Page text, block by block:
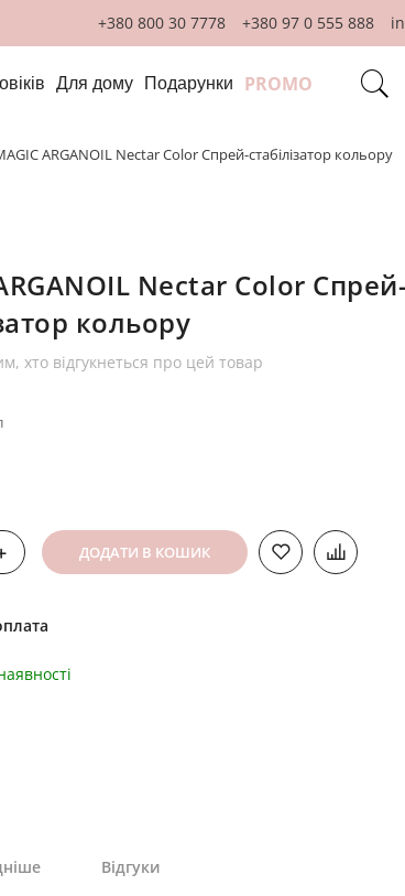
+380 800 30 7778 +380 97 0 555 888
Для дому Подарунки PROMO
ARGANOIL Nectar Color Спрей-стабілізатор кольору
Nectar Color Спрей-
кольору
хто відгукнеться про цей товар
ДОДАТИ В КОШИК
Відгуки